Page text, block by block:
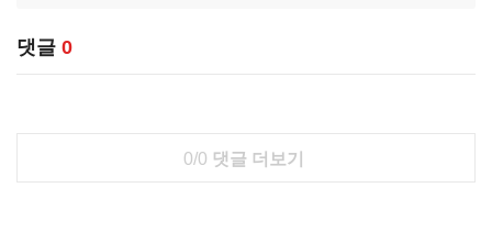
댓글 0
0/0 댓글 더보기